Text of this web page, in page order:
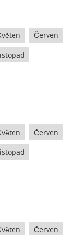
Červen
Červen
Červen